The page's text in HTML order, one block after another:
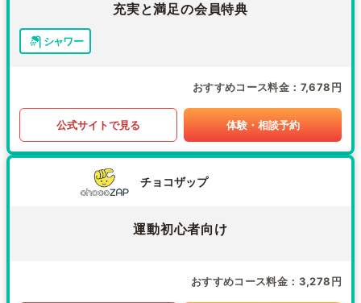
充実と満足の会員特典
シャワー
おすすめコース料金 7,678円
公式サイトで見る 体験・相談予約
チョコザップ
運動初心者向け
おすすめコース料金 3,278円